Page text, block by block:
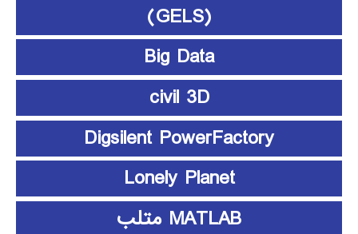
(GELS)
Big Data
civil 3D
Digsilent PowerFactory
Lonely Planet
MATLAB متلب